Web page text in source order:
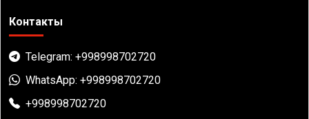
Контакты
Telegram: +998998702720
WhatsApp: +998998702720
+998998702720